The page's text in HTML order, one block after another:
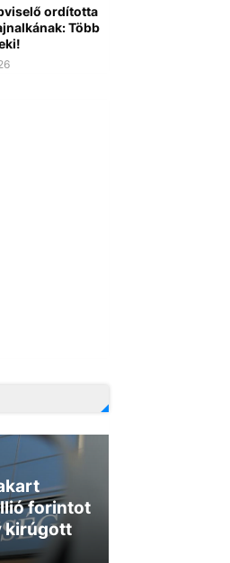
ordította
Több
forintot
kirúgott